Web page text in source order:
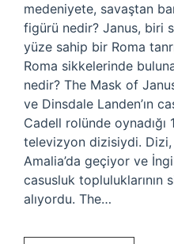
medeniyete, savaştan
figürü nedir? Janus, biri
yüze sahip bir Roma
Roma sikkelerinde
nedir? The Mask of
ve Dinsdale Landen’ın
Cadell rolünde oynadığı
televizyon dizisiydi.
Amalia’da geçiyor ve
casusluk topluluklarının
alıyordu. The…